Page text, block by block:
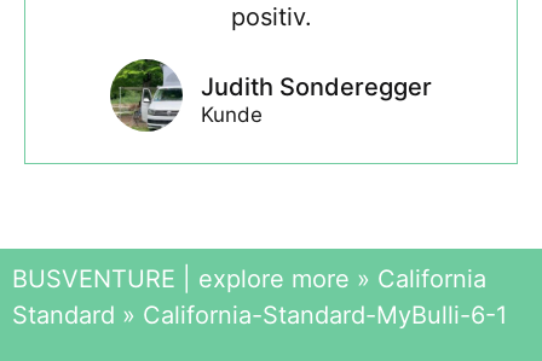
positiv.
Judith Sonderegger
Kunde
BUSVENTURE | explore more » California
Standard » California-Standard-MyBulli-6-1